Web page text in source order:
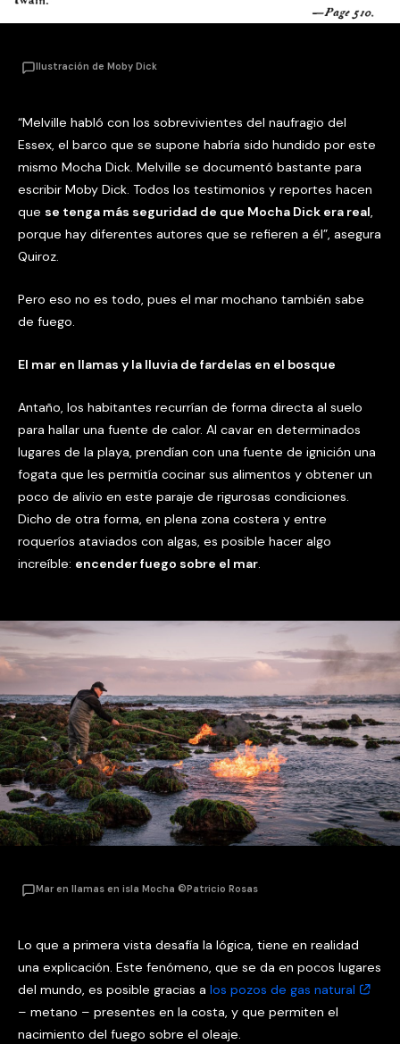
Ilustración de Moby Dick
“Melville habló con los sobrevivientes del naufragio del
Essex, el barco que se supone habría sido hundido por este
mismo Mocha Dick. Melville se documentó bastante para
escribir Moby Dick. Todos los testimonios y reportes hacen
que se tenga más seguridad de que Mocha Dick era real,
porque hay diferentes autores que se refieren a él”, asegura
Quiroz.
Pero eso no es todo, pues el mar mochano también sabe
de fuego.
El mar en llamas y la lluvia de fardelas en el bosque
Antaño, los habitantes recurrían de forma directa al suelo
para hallar una fuente de calor. Al cavar en determinados
lugares de la playa, prendían con una fuente de ignición una
fogata que les permitía cocinar sus alimentos y obtener un
poco de alivio en este paraje de rigurosas condiciones.
Dicho de otra forma, en plena zona costera y entre
roqueríos ataviados con algas, es posible hacer algo
increíble: encender fuego sobre el mar.
Mar en llamas en isla Mocha ©Patricio Rosas
Lo que a primera vista desafía la lógica, tiene en realidad
una explicación. Este fenómeno, que se da en pocos lugares
del mundo, es posible gracias a los pozos de gas natural
– metano – presentes en la costa, y que permiten el
nacimiento del fuego sobre el oleaje.